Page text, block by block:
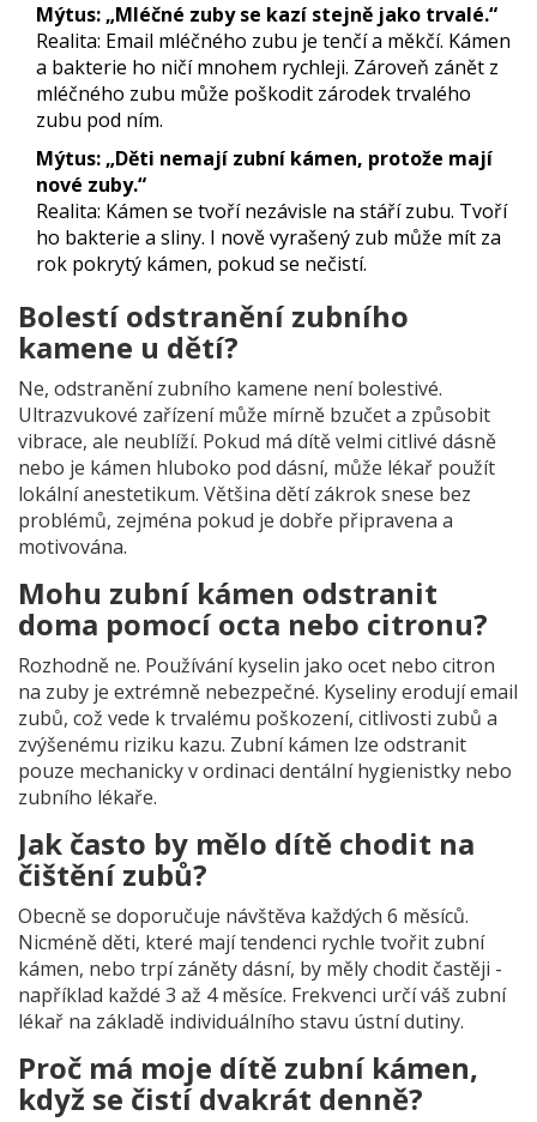
Mýtus: „Mléčné zuby se kazí stejně jako trvalé.“
Realita: Email mléčného zubu je tenčí a měkčí. Kámen
a bakterie ho ničí mnohem rychleji. Zároveň zánět z
mléčného zubu může poškodit zárodek trvalého
zubu pod ním.
Mýtus: „Děti nemají zubní kámen, protože mají
nové zuby.“
Realita: Kámen se tvoří nezávisle na stáří zubu. Tvoří
ho bakterie a sliny. I nově vyrašený zub může mít za
rok pokrytý kámen, pokud se nečistí.
Bolestí odstranění zubního
kamene u dětí?
Ne, odstranění zubního kamene není bolestivé.
Ultrazvukové zařízení může mírně bzučet a způsobit
vibrace, ale neublíží. Pokud má dítě velmi citlivé dásně
nebo je kámen hluboko pod dásní, může lékař použít
lokální anestetikum. Většina dětí zákrok snese bez
problémů, zejména pokud je dobře připravena a
motivována.
Mohu zubní kámen odstranit
doma pomocí octa nebo citronu?
Rozhodně ne. Používání kyselin jako ocet nebo citron
na zuby je extrémně nebezpečné. Kyseliny erodují email
zubů, což vede k trvalému poškození, citlivosti zubů a
zvýšenému riziku kazu. Zubní kámen lze odstranit
pouze mechanicky v ordinaci dentální hygienistky nebo
zubního lékaře.
Jak často by mělo dítě chodit na
čištění zubů?
Obecně se doporučuje návštěva každých 6 měsíců.
Nicméně děti, které mají tendenci rychle tvořit zubní
kámen, nebo trpí záněty dásní, by měly chodit častěji -
například každé 3 až 4 měsíce. Frekvenci určí váš zubní
lékař na základě individuálního stavu ústní dutiny.
Proč má moje dítě zubní kámen,
když se čistí dvakrát denně?